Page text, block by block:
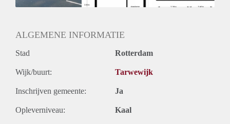
Onbepaalde termijn
ALGEMENE INFORMATIE
Stad Rotterdam
Wijk/buurt: Tarwewijk
Inschrijven gemeente: Ja
Opleverniveau: Kaal